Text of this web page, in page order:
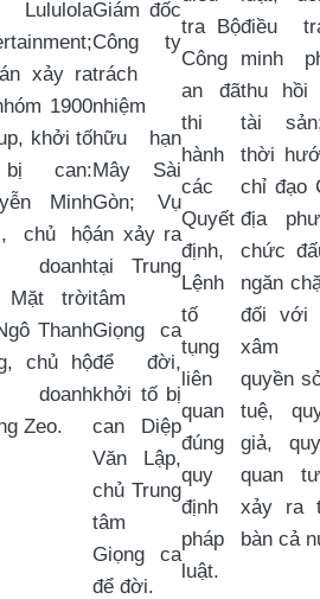
Lululola
xảy ra
1900
khởi tố
can:
Minh
chủ hộ
doanh
Mặt trời
Thanh
chủ hộ
doanh
Zeo.
Giám đốc
Công ty
trách
nhiệm
hữu hạn
Mây Sài
Gòn; Vụ
án xảy ra
tại Trung
tâm
Giọng ca
để đời,
khởi tố bị
can Diệp
Văn Lập,
chủ Trung
tâm
Giọng ca
để đời.
tra Bộ
Công
an đã
thi
hành
các
Quyết
định,
Lệnh
tố
tụng
liên
quan
đúng
quy
định
pháp
luật.
điều
minh
thu hồi
tài
thời
chỉ đạo
địa
chức
ngăn
đối với
xâm
quyền
tuệ,
giả,
quan
xảy ra
bàn cả